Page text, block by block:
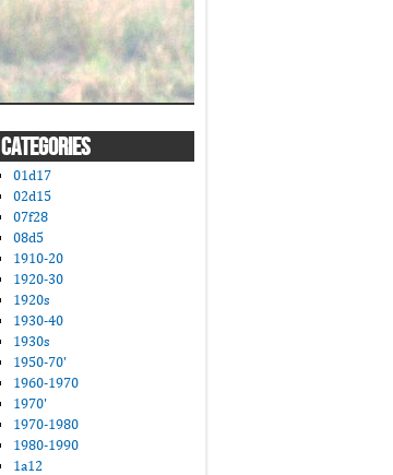
CATEGORIES
01d17
02d15
07f28
08d5
1910-20
1920-30
1920s
1930-40
1930s
1950-70'
1960-1970
1970'
1970-1980
1980-1990
1a12